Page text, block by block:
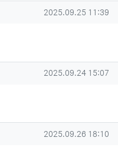
작성일
2025.09.25 11:39
글 작성일
2025.09.24 15:07
작성일
2025.09.26 18:10